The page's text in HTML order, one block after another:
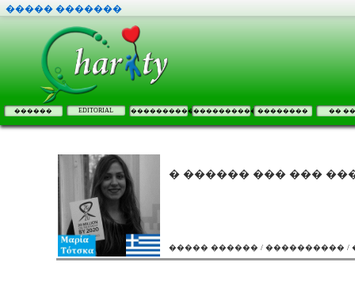
����� �������
������ EDITORIAL �������������������� �������� ��
� ������ ��� ���
����� ������ / ����������